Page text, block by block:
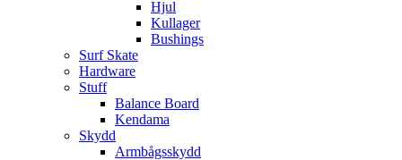
Hjul
Kullager
Bushings
Surf Skate
Hardware
Stuff
Balance Board
Kendama
Skydd
Armbågsskydd